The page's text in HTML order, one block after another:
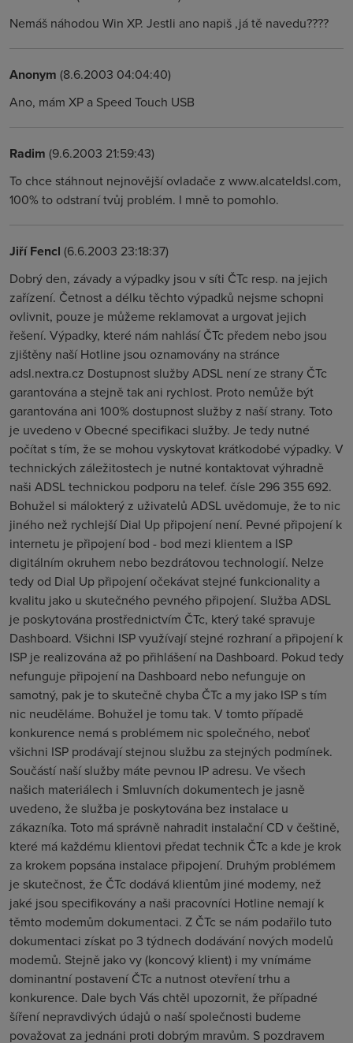
Nemáš náhodou Win XP. Jestli ano napiš ,já tě navedu????
Anonym (8.6.2003 04:04:40)
Ano, mám XP a Speed Touch USB
Radim (9.6.2003 21:59:43)
To chce stáhnout nejnovější ovladače z www.alcateldsl.com,
100% to odstraní tvůj problém. I mně to pomohlo.
Jiří Fencl (6.6.2003 23:18:37)
Dobrý den, závady a výpadky jsou v síti ČTc resp. na jejich
zařízení. Četnost a délku těchto výpadků nejsme schopni
ovlivnit, pouze je můžeme reklamovat a urgovat jejich
řešení. Výpadky, které nám nahlásí ČTc předem nebo jsou
zjištěny naší Hotline jsou oznamovány na stránce
adsl.nextra.cz Dostupnost služby ADSL není ze strany ČTc
garantována a stejně tak ani rychlost. Proto nemůže být
garantována ani 100% dostupnost služby z naší strany. Toto
je uvedeno v Obecné specifikaci služby. Je tedy nutné
počítat s tím, že se mohou vyskytovat krátkodobé výpadky. V
technických záležitostech je nutné kontaktovat výhradně
naši ADSL technickou podporu na telef. čísle 296 355 692.
Bohužel si málokterý z uživatelů ADSL uvědomuje, že to nic
jiného než rychlejší Dial Up připojení není. Pevné připojení k
internetu je připojení bod - bod mezi klientem a ISP
digitálním okruhem nebo bezdrátovou technologií. Nelze
tedy od Dial Up připojení očekávat stejné funkcionality a
kvalitu jako u skutečného pevného připojení. Služba ADSL
je poskytována prostřednictvím ČTc, který také spravuje
Dashboard. Všichni ISP využívají stejné rozhraní a připojení k
ISP je realizována až po přihlášení na Dashboard. Pokud tedy
nefunguje připojení na Dashboard nebo nefunguje on
samotný, pak je to skutečně chyba ČTc a my jako ISP s tím
nic neuděláme. Bohužel je tomu tak. V tomto případě
konkurence nemá s problémem nic společného, neboť
všichni ISP prodávají stejnou službu za stejných podmínek.
Součástí naší služby máte pevnou IP adresu. Ve všech
našich materiálech i Smluvních dokumentech je jasně
uvedeno, že služba je poskytována bez instalace u
zákazníka. Toto má správně nahradit instalační CD v češtině,
které má každému klientovi předat technik ČTc a kde je krok
za krokem popsána instalace připojení. Druhým problémem
je skutečnost, že ČTc dodává klientům jiné modemy, než
jaké jsou specifikovány a naši pracovníci Hotline nemají k
těmto modemům dokumentaci. Z ČTc se nám podařilo tuto
dokumentaci získat po 3 týdnech dodávání nových modelů
modemů. Stejně jako vy (koncový klient) i my vnímáme
dominantní postavení ČTc a nutnost otevření trhu a
konkurence. Dale bych Vás chtěl upozornit, že případné
šíření nepravdivých údajů o naší společnosti budeme
považovat za jednáni proti dobrým mravům. S pozdravem